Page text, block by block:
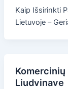
Kaip Išsirinkti
Lietuvoje –
Liudvinave